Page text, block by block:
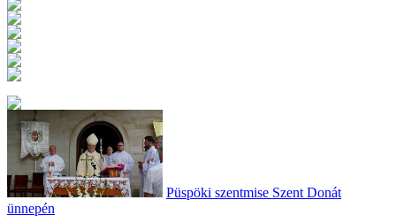
Püspöki szentmise Szent Donát
ünnepén